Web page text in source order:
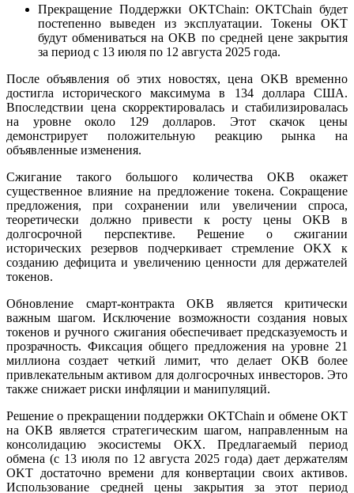
Прекращение Поддержки OKTChain: OKTChain будет
постепенно выведен из эксплуатации. Токены OKT
будут обмениваться на OKB по средней цене закрытия
за период с 13 июля по 12 августа 2025 года.
После объявления об этих новостях, цена OKB временно
достигла исторического максимума в 134 доллара США.
Впоследствии цена скорректировалась и стабилизировалась
на уровне около 129 долларов. Этот скачок цены
демонстрирует положительную реакцию рынка на
объявленные изменения.
Сжигание такого большого количества OKB окажет
существенное влияние на предложение токена. Сокращение
предложения, при сохранении или увеличении спроса,
теоретически должно привести к росту цены OKB в
долгосрочной перспективе. Решение о сжигании
исторических резервов подчеркивает стремление OKX к
созданию дефицита и увеличению ценности для держателей
токенов.
Обновление смарт-контракта OKB является критически
важным шагом. Исключение возможности создания новых
токенов и ручного сжигания обеспечивает предсказуемость и
прозрачность. Фиксация общего предложения на уровне 21
миллиона создает четкий лимит, что делает OKB более
привлекательным активом для долгосрочных инвесторов. Это
также снижает риски инфляции и манипуляций.
Решение о прекращении поддержки OKTChain и обмене OKT
на OKB является стратегическим шагом, направленным на
консолидацию экосистемы OKX. Предлагаемый период
обмена (с 13 июля по 12 августа 2025 года) дает держателям
OKT достаточно времени для конвертации своих активов.
Использование средней цены закрытия за этот период